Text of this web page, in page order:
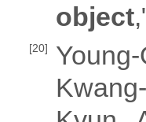
object
[20]